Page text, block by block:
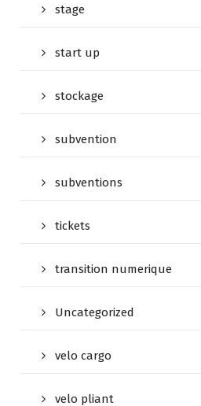
stage
start up
stockage
subvention
subventions
tickets
transition numerique
Uncategorized
velo cargo
velo pliant